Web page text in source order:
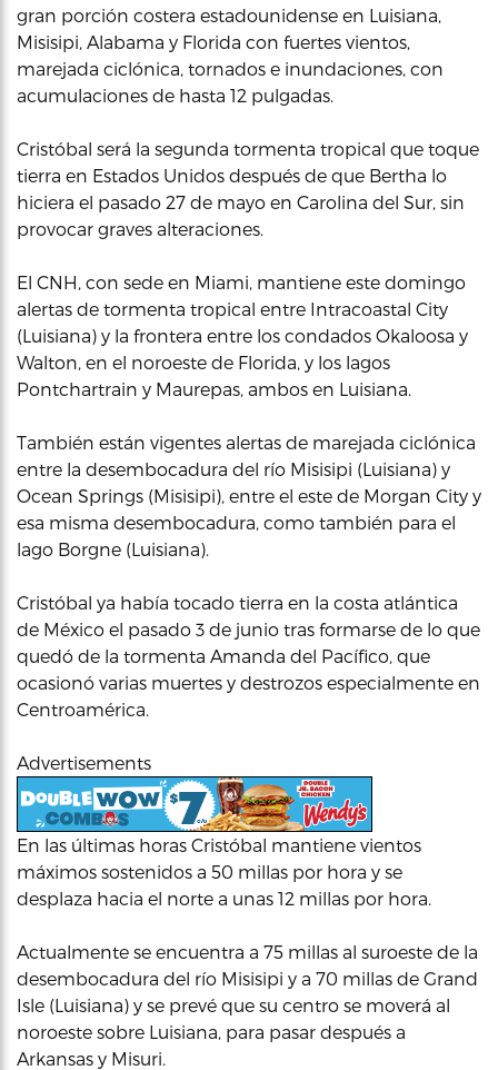
gran porción costera estadounidense en Luisiana,
Misisipi, Alabama y Florida con fuertes vientos,
marejada ciclónica, tornados e inundaciones, con
acumulaciones de hasta 12 pulgadas.
Cristóbal será la segunda tormenta tropical que toque
tierra en Estados Unidos después de que Bertha lo
hiciera el pasado 27 de mayo en Carolina del Sur, sin
provocar graves alteraciones.
El CNH, con sede en Miami, mantiene este domingo
alertas de tormenta tropical entre Intracoastal City
(Luisiana) y la frontera entre los condados Okaloosa y
Walton, en el noroeste de Florida, y los lagos
Pontchartrain y Maurepas, ambos en Luisiana.
También están vigentes alertas de marejada ciclónica
entre la desembocadura del río Misisipi (Luisiana) y
Ocean Springs (Misisipi), entre el este de Morgan City y
esa misma desembocadura, como también para el
lago Borgne (Luisiana).
Cristóbal ya había tocado tierra en la costa atlántica
de México el pasado 3 de junio tras formarse de lo que
quedó de la tormenta Amanda del Pacífico, que
ocasionó varias muertes y destrozos especialmente en
Centroamérica.
Advertisements
En las últimas horas Cristóbal mantiene vientos
máximos sostenidos a 50 millas por hora y se
desplaza hacia el norte a unas 12 millas por hora.
Actualmente se encuentra a 75 millas al suroeste de la
desembocadura del río Misisipi y a 70 millas de Grand
Isle (Luisiana) y se prevé que su centro se moverá al
noroeste sobre Luisiana, para pasar después a
Arkansas y Misuri.